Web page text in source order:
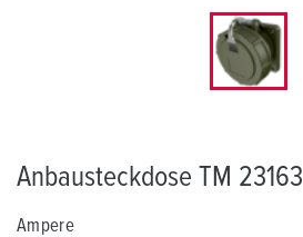
Anbausteckdose TM 23163
Ampere